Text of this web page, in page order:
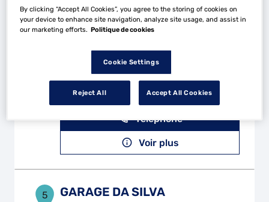
Voir plus
GMA AUTOMOBILES
90, Rue des poiriers
31620 FRONTON
Téléphone
Voir plus
5 GARAGE DA SILVA
By clicking “Accept All Cookies”, you agree to the storing of cookies on
your device to enhance site navigation, analyze site usage, and assist in
our marketing efforts. Politique de cookies
Cookie Settings
Reject All Accept All Cookies